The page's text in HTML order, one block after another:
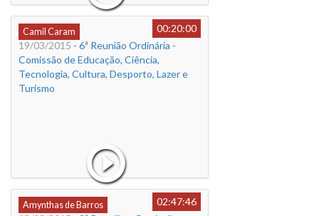
Camil Caram
00:20:00
19/03/2015 - 6ª Reunião Ordinária -
Comissão de Educação, Ciência,
Tecnologia, Cultura, Desporto, Lazer e
Turismo
Amynthas de Barros
02:47:46